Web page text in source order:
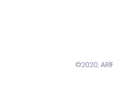
©2020,